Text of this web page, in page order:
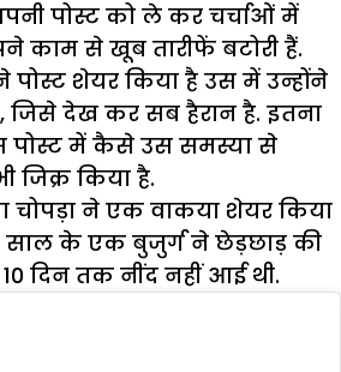
पोस्ट को ले कर चर्चाओं में
काम से खूब तारीफें बटोरी हैं.
पोस्ट शेयर किया है उस में उन्होंने
जिसे देख कर सब हैरान है. इतना
पोस्ट में कैसे उस समस्या से
जिक्र किया है.
चोपड़ा ने एक वाकया शेयर किया
साल के एक बुजुर्ग ने छेड़छाड़ की
दिन तक नींद नहीं आई थी.